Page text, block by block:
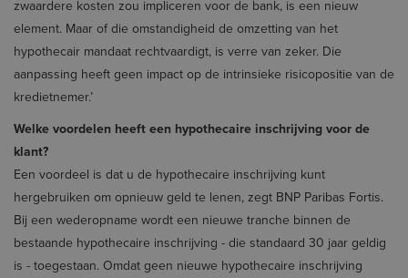
zwaardere kosten zou impliceren voor de bank, is een nieuw
element. Maar of die omstandigheid de omzetting van het
hypothecair mandaat rechtvaardigt, is verre van zeker. Die
aanpassing heeft geen impact op de intrinsieke risicopositie van de
kredietnemer.’
Welke voordelen heeft een hypothecaire inschrijving voor de
klant?
Een voordeel is dat u de hypothecaire inschrijving kunt
hergebruiken om opnieuw geld te lenen, zegt BNP Paribas Fortis.
Bij een wederopname wordt een nieuwe tranche binnen de
bestaande hypothecaire inschrijving - die standaard 30 jaar geldig
is - toegestaan. Omdat geen nieuwe hypothecaire inschrijving